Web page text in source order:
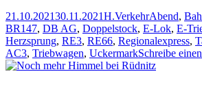
Veröffentlicht
am
21.10.202130.11.2021Autor
H.Kategorien
VerkehrAbend,
BR147, DB AG, Doppelstock, E-Lok, E-
Herzsprung, RE3, RE66, Regionalexpress,
AC3, Triebwagen, UckermarkSchreibe